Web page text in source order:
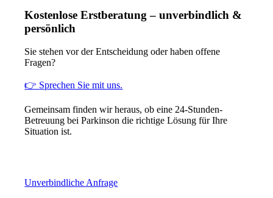
Kostenlose Erstberatung – unverbindlich &
persönlich
Sie stehen vor der Entscheidung oder haben offene
Fragen?
👉 Sprechen Sie mit uns.
Gemeinsam finden wir heraus, ob eine 24-Stunden-
Betreuung bei Parkinson die richtige Lösung für Ihre
Situation ist.
Unverbindliche Anfrage